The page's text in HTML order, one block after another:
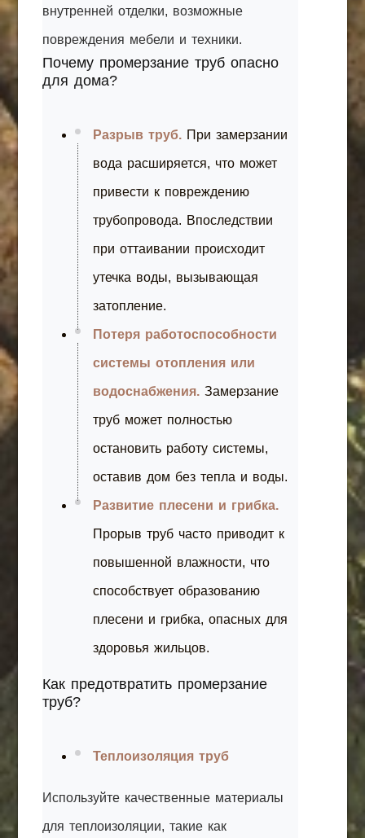
внутренней отделки, возможные
повреждения мебели и техники.
Почему промерзание труб опасно
для дома?
Разрыв труб. При замерзании
вода расширяется, что может
привести к повреждению
трубопровода. Впоследствии
при оттаивании происходит
утечка воды, вызывающая
затопление.
Потеря работоспособности
системы отопления или
водоснабжения. Замерзание
труб может полностью
остановить работу системы,
оставив дом без тепла и воды.
Развитие плесени и грибка.
Прорыв труб часто приводит к
повышенной влажности, что
способствует образованию
плесени и грибка, опасных для
здоровья жильцов.
Как предотвратить промерзание
труб?
Теплоизоляция труб
Используйте качественные материалы
для теплоизоляции, такие как